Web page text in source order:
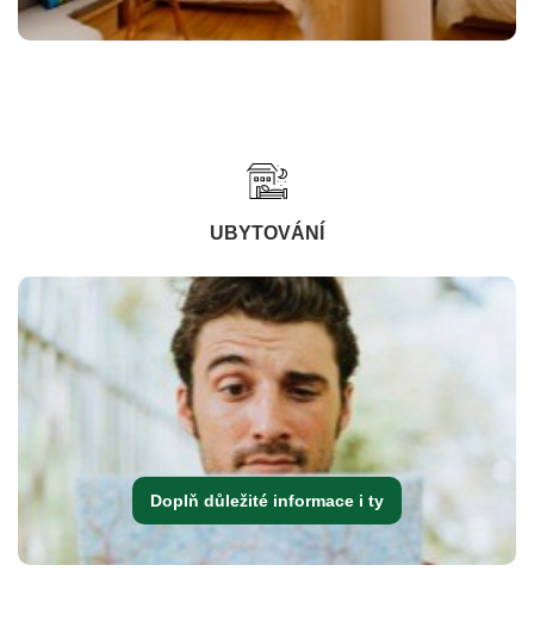
UBYTOVÁNÍ
Doplň důležité informace i ty